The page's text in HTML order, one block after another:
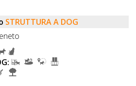
STRUTTURA A DOG